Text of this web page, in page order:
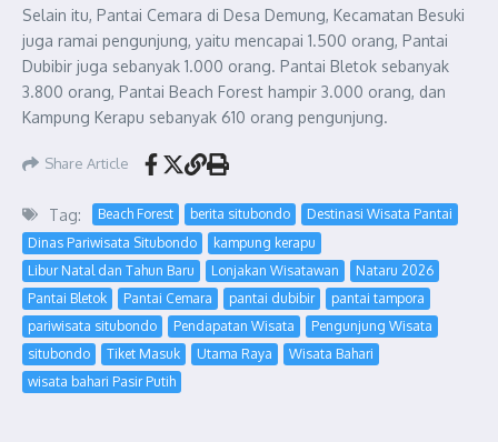
Selain itu, Pantai Cemara di Desa Demung, Kecamatan Besuki
juga ramai pengunjung, yaitu mencapai 1.500 orang, Pantai
Dubibir juga sebanyak 1.000 orang. Pantai Bletok sebanyak
3.800 orang, Pantai Beach Forest hampir 3.000 orang, dan
Kampung Kerapu sebanyak 610 orang pengunjung.
Share Article
Tag: Beach Forest berita situbondo
Destinasi Wisata Pantai
Dinas Pariwisata Situbondo
kampung kerapu
Libur Natal dan Tahun Baru
Lonjakan Wisatawan
Nataru 2026
Pantai Bletok
Pantai Cemara pantai dubibir
pantai tampora
pariwisata situbondo
Pendapatan Wisata
Pengunjung Wisata
situbondo
Tiket Masuk Utama Raya
Wisata Bahari
wisata bahari Pasir Putih